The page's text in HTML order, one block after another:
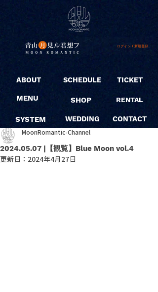
ログイン / 新規登録
ABOUT
MENU
SYSTEM
SCHEDULE
SHOP
WEDDING
TICKET
RENTAL
CONTACT
2024.05.07 |【観覧】Blue Moon vol.4
MoonRomantic-Channel
更新日： 2024年4月27日